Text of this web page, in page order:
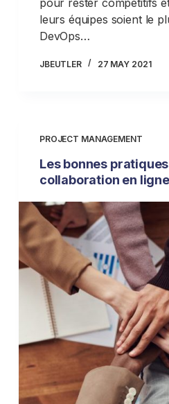
leurs équipes soient le
DevOps…
JBEUTLER 27 MAY 2021
PROJECT MANAGEMENT
Les bonnes
collaboration en ligne